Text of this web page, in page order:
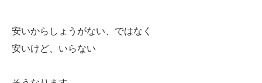
安いからしょうがない、ではなく
安いけど、いらない